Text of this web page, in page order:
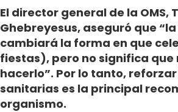
El director general de la OMS,
Ghebreyesus, aseguró que
cambiará la forma en que
fiestas), pero no significa que
hacerlo”. Por lo tanto,
sanitarias es la principal
organismo.